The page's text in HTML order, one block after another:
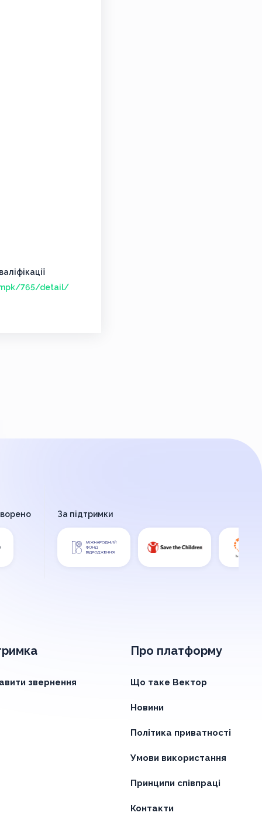
765/detail/
звернення
Про платформу
Що таке Вектор
Новини
Політика приватності
Умови використання
Принципи співпраці
Контакти
За підтримки